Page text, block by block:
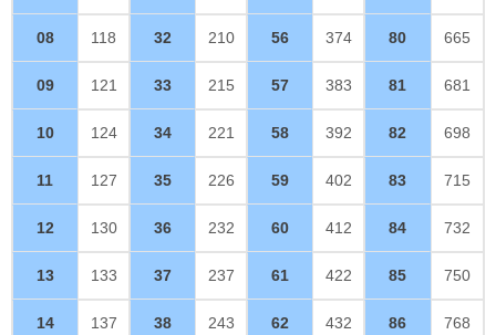
08 118 32 210 56 374 80 665
09 121 33 215 57 383 81 681
10 124 34 221 58 392 82 698
11 127 35 226 59 402 83 715
12 130 36 232 60 412 84 732
13 133 37 237 61 422 85 750
14 137 38 243 62 432 86 768